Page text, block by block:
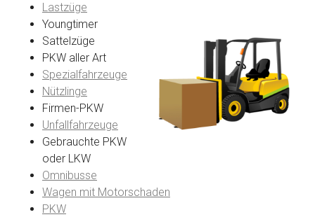
Lastzüge
Youngtimer
Sattelzüge
PKW aller Art
Spezialfahrzeuge
Nützlinge
Firmen-PKW
Unfallfahrzeuge
Gebrauchte PKW
oder LKW
Omnibusse
Wagen mit Motorschaden
PKW